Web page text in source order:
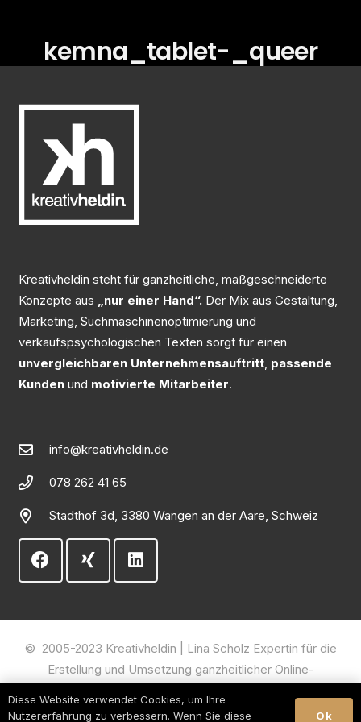
kemna_tablet-_queer
Kreativheldin steht für ganzheitliche, maßgeschneiderte
Konzepte aus
„nur einer Hand“. Der Mix aus Gestaltung,
Marketing, Suchmaschinenoptimierung und
verkaufspsychologischen Texten sorgt für einen
unvergleichbaren Unternehmensauftritt, passende
Kundenund motivierte Mitarbeiter.
info@kreativheldin.de
078 262 41 65
Stadthof 3d, 3380 Wangen an der Aare, Schweiz
© 2005-2023 Kreativheldin | Lina Scholz Expertin für die
Erstellung und Umsetzung ganzheitlicher Online-
Diese Website verwendet Cookies, um Ihre
Nutzererfahrung zu verbessern. Wenn Sie diese
Ok